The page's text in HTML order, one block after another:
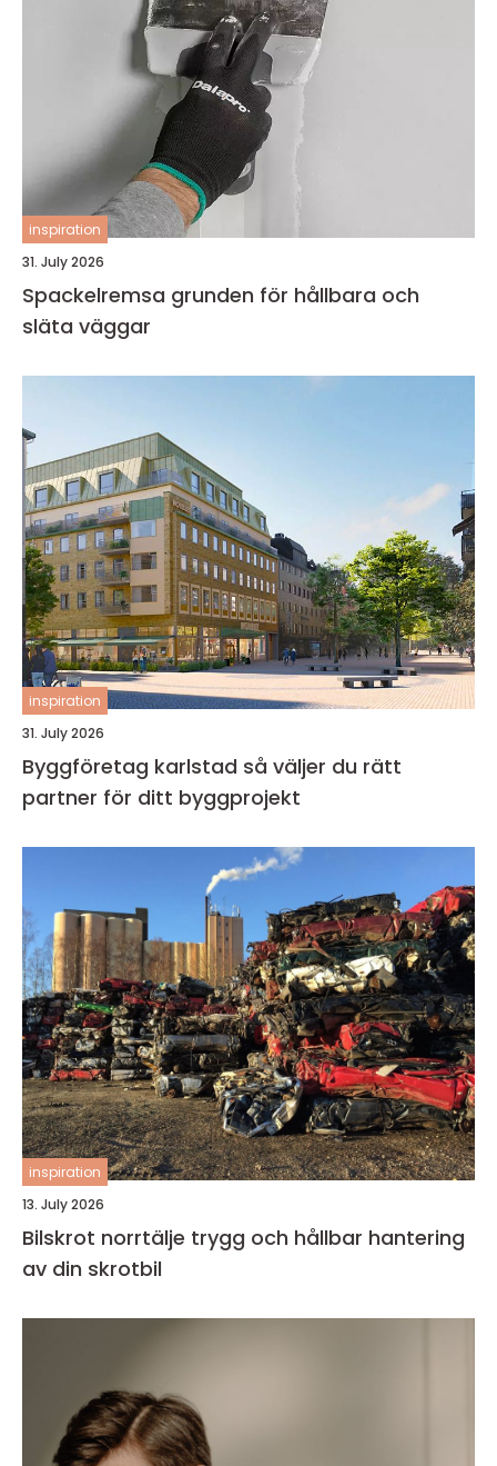
inspiration
31. July 2026
Spackelremsa grunden för hållbara och
släta väggar
inspiration
31. July 2026
Byggföretag karlstad så väljer du rätt
partner för ditt byggprojekt
inspiration
13. July 2026
Bilskrot norrtälje trygg och hållbar hantering
av din skrotbil